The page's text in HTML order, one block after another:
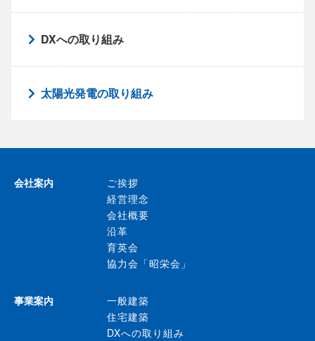
DXへの取り組み
太陽光発電の取り組み
会社案内
ご挨拶
経営理念
会社概要
沿革
育英会
協力会「昭栄会」
事業案内
一般建築
住宅建築
DXへの取り組み